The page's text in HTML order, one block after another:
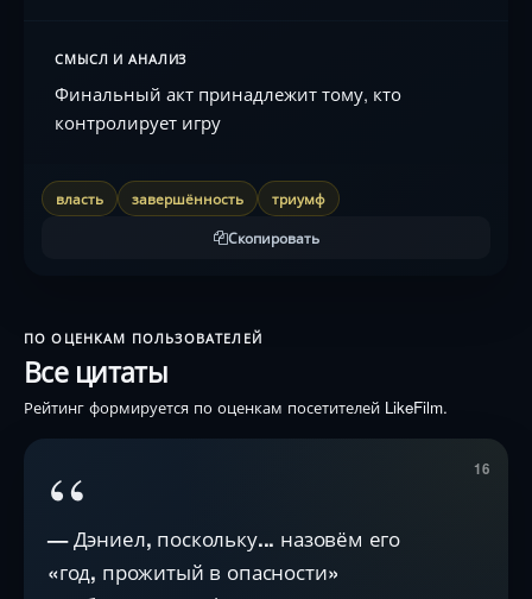
СМЫСЛ И АНАЛИЗ
Финальный акт принадлежит тому, кто
контролирует игру
власть завершённость триумф
Скопировать
ПО ОЦЕНКАМ ПОЛЬЗОВАТЕЛЕЙ
Все цитаты
Рейтинг формируется по оценкам посетителей LikeFilm.
16
“
— Дэниел, поскольку... назовём его
«год, прожитый в опасности»